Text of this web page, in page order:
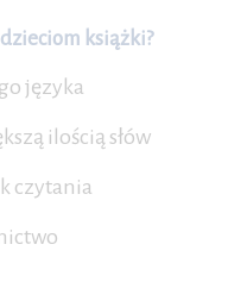
książki?
języka
ilością słów
czytania